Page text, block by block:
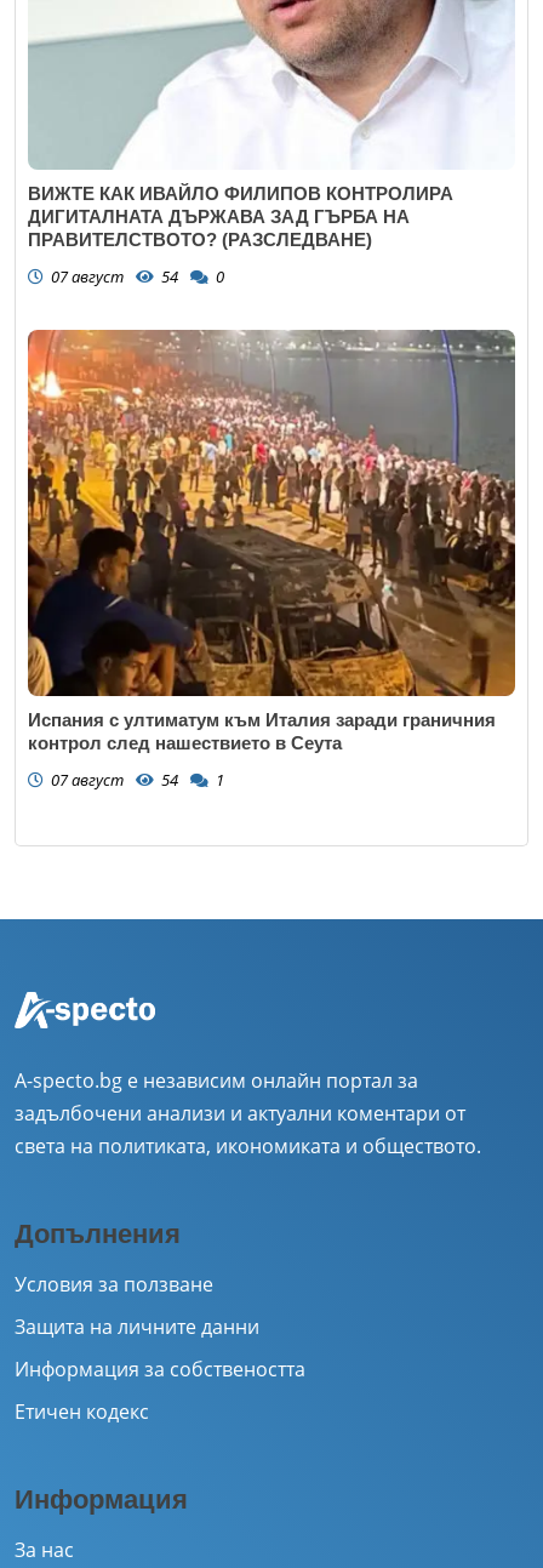
ВИЖТЕ КАК ИВАЙЛО ФИЛИПОВ КОНТРОЛИРА
ДИГИТАЛНАТА ДЪРЖАВА ЗАД ГЪРБА НА
ПРАВИТЕЛСТВОТО? (РАЗСЛЕДВАНЕ)
07 август 54 0
Испания с ултиматум към Италия заради граничния
контрол след нашествието в Сеута
07 август 54 1
A-specto.bg е независим онлайн портал за
задълбочени анализи и актуални коментари от
света на политиката, икономиката и обществото.
Допълнения
Условия за ползване
Защита на личните данни
Информация за собствеността
Етичен кодекс
Информация
За нас